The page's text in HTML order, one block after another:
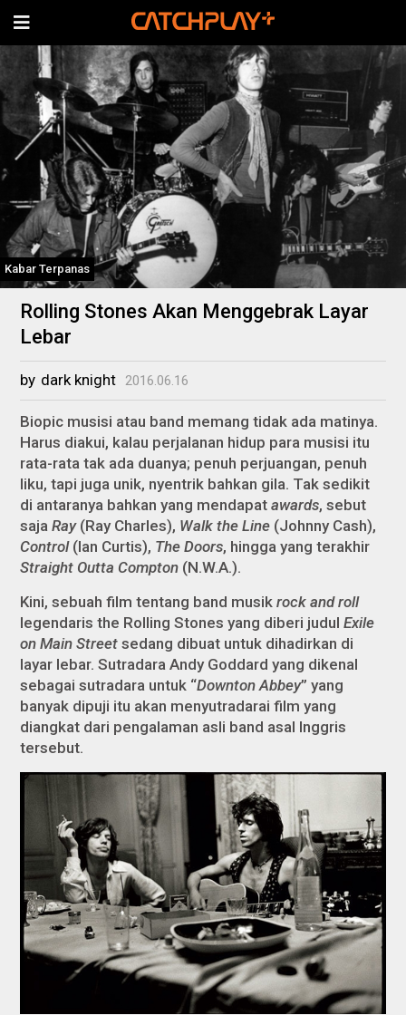
Kabar Terpanas
Rolling Stones Akan Menggebrak Layar
Lebar
by dark knight 2016.06.16
Biopic musisi atau band memang tidak ada matinya.
Harus diakui, kalau perjalanan hidup para musisi itu
rata-rata tak ada duanya; penuh perjuangan, penuh
liku, tapi juga unik, nyentrik bahkan gila. Tak sedikit
di antaranya bahkan yang mendapatawards, sebut
sajaRay(Ray Charles), Walk the Line (Johnny Cash),
Control (Ian Curtis), The Doors, hingga yang terakhir
Straight Outta Compton (N.W.A.).
Kini, sebuah film tentang band musikrock and roll
legendaris the Rolling Stones yang diberi judulExile
on Main Street sedang dibuat untuk dihadirkan di
layar lebar. Sutradara Andy Goddard yang dikenal
sebagai sutradara untuk “Downton Abbey” yang
banyak dipuji itu akan menyutradarai film yang
diangkat dari pengalaman asli band asal Inggris
tersebut.